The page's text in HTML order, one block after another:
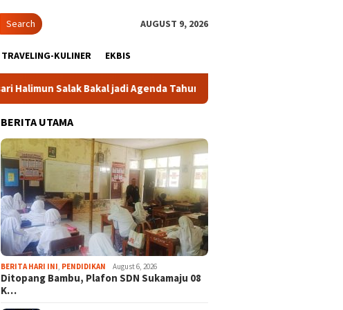
Search AUGUST 9, 2026
TRAVELING-KULINER EKBIS
Bakal jadi Agenda Tahunan
BERITA UTAMA
BERITA HARI INI PENDIDIKAN August 6, 2026
Ditopang Bambu, Plafon SDN Sukamaju 08
K…